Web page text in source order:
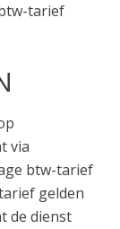
tarief
via
btw-tarief
gelden
de dienst